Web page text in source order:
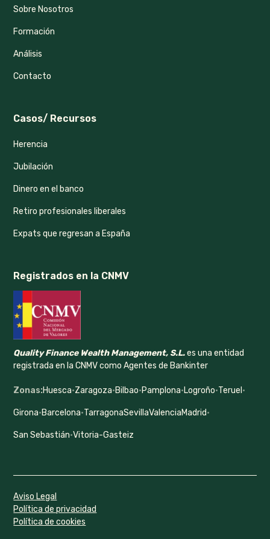
Sobre Nosotros
Formación
Análisis
Contacto
Casos/ Recursos
Herencia
Jubilación
Dinero en el banco
Retiro profesionales liberales
Expats que regresan a España
Registrados en la CNMV
Quality Finance Wealth Management, S.L.es una entidad
registrada en la CNMV como Agentes de Bankinter
Zonas:Huesca·Zaragoza·Bilbao·Pamplona·Logroño·Teruel ·
Girona·Barcelona·TarragonaSevillaValenciaMadrid·
San Sebastián·Vitoria-Gasteiz
Aviso Legal
Política de privacidad
Política de cookies